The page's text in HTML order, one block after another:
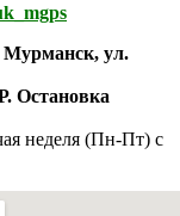
Мурманск, ул.
Остановка
неделя (Пн-Пт) c